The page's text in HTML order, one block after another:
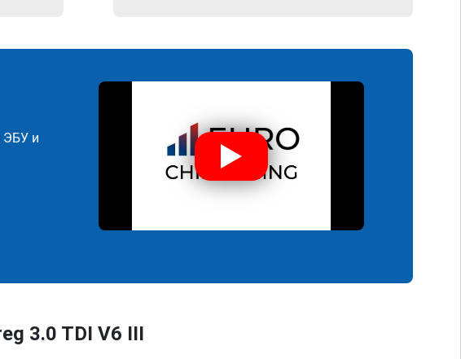
ЭБУ и
3.0 TDI V6 III